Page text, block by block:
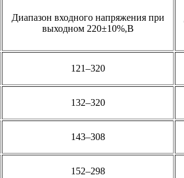
Диапазон входного напряжения при
выходном 220±10%,В
121–320
132–320
143–308
152–298